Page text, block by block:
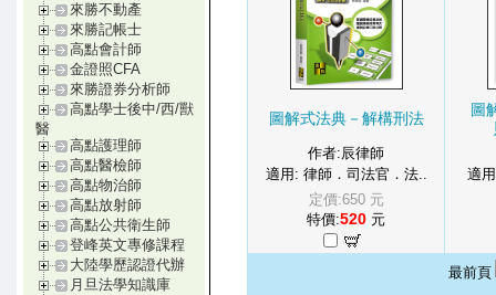
來勝不動產
來勝記帳士
高點會計師
金證照CFA
來勝證券分析師
高點學士後中/西/獸
醫
高點護理師
高點醫檢師
高點物治師
高點放射師
高點公共衛生師
登峰英文專修課程
大陸學歷認證代辦
月旦法學知識庫
圖解式法典－解構刑法
作者:辰律師
適用: 律師．司法官．法..
定價:650 元
特價:520 元
圖
適
最前頁